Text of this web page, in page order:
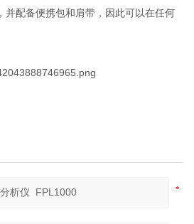
并配备便携包和肩带，因此可以在任何